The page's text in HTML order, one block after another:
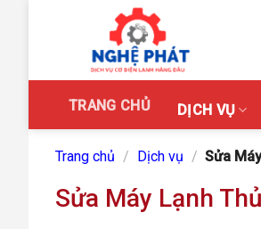
TRANG CHỦ DỊCH VỤ
Trang chủ / Dịch vụ / Sửa
Sửa Máy Lạnh